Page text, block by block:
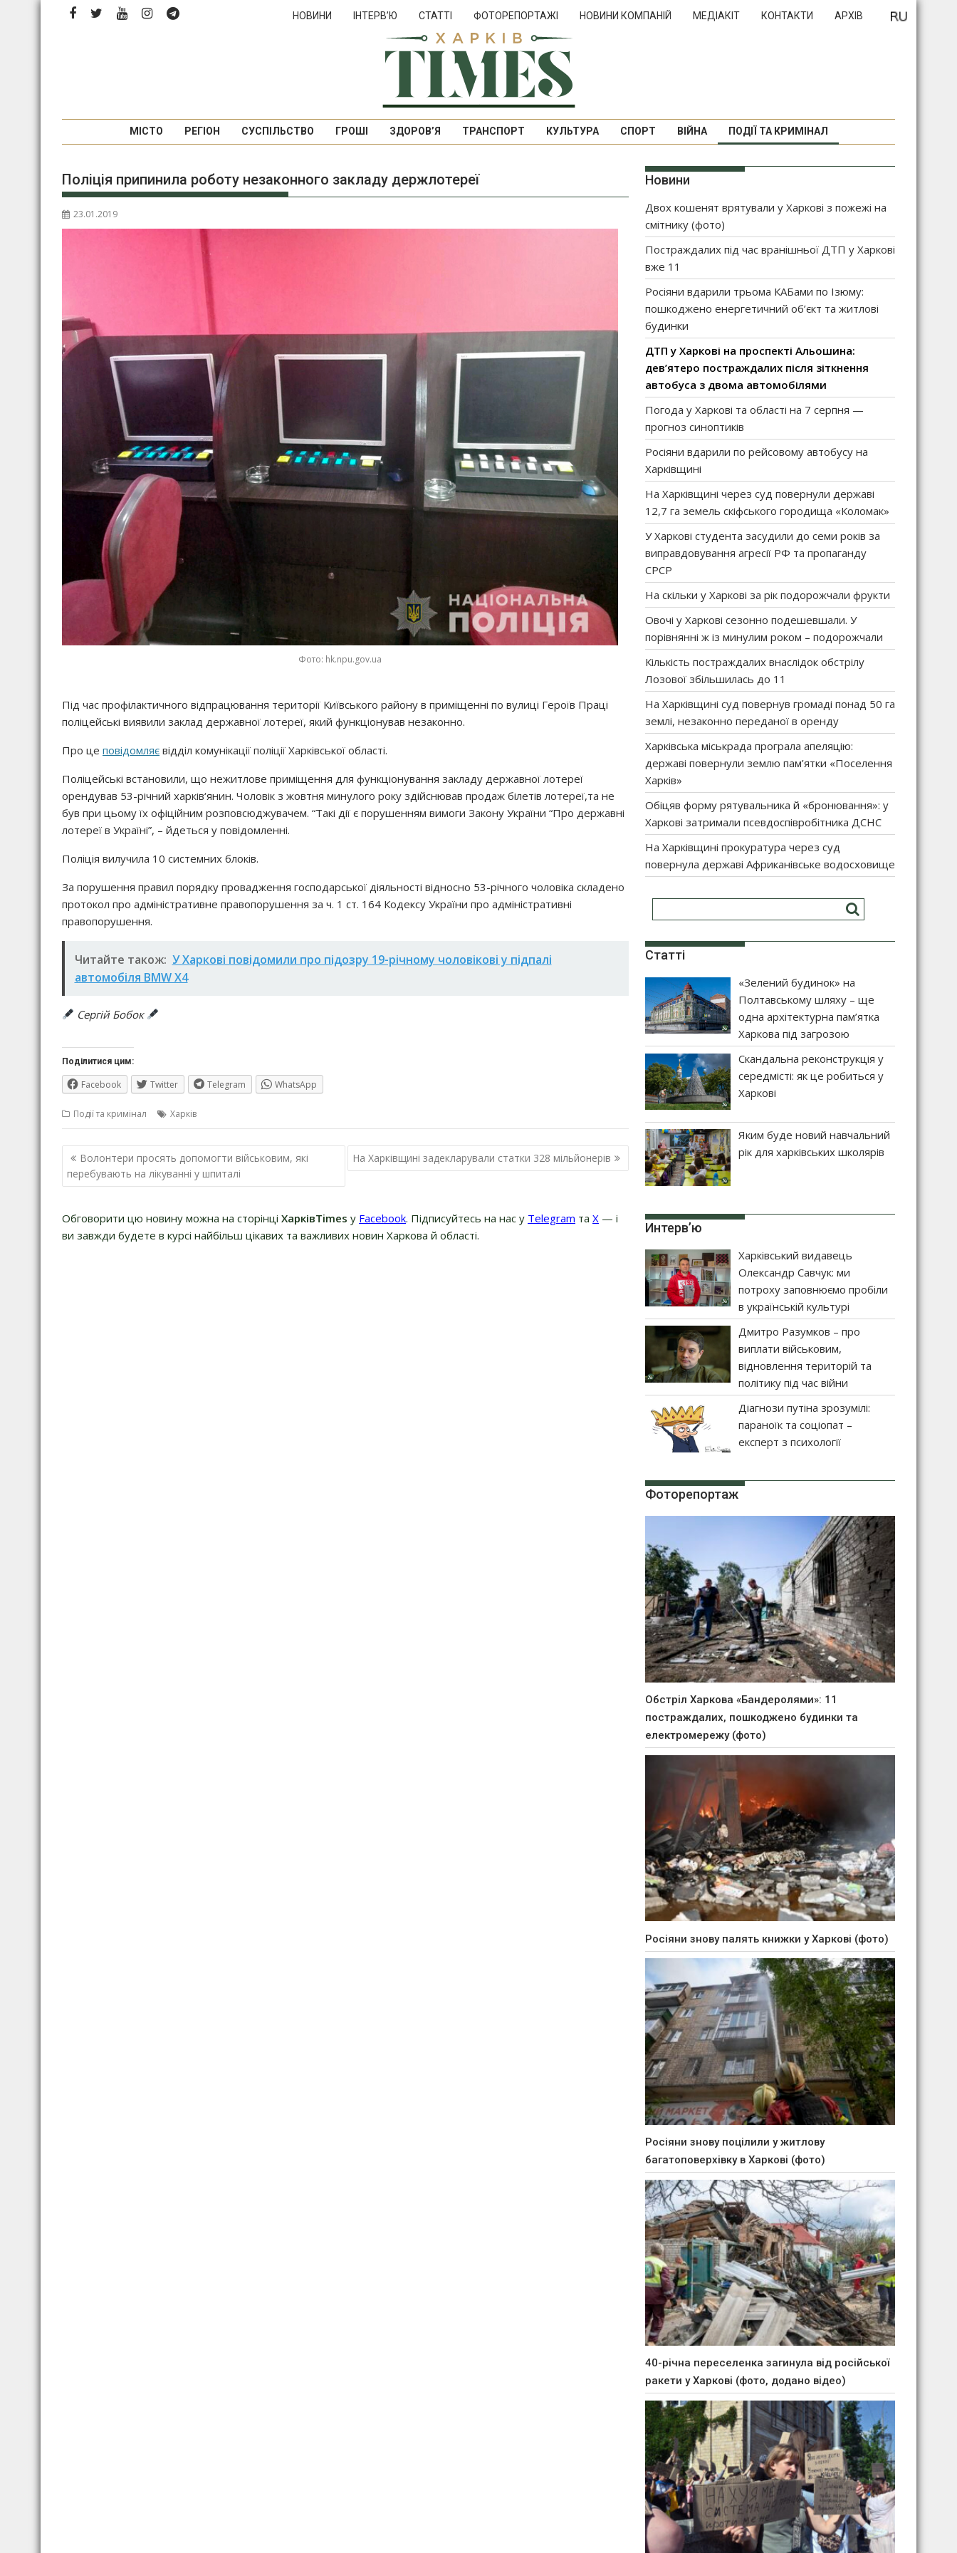
Перейти
НОВИНИ ІНТЕРВ’Ю СТАТТІ ФОТОРЕПОРТАЖІ НОВИНИ КОМПАНІЙ МЕДІАКІТ КОНТАКТИ АРХІВ
МІСТО РЕГІОН СУСПІЛЬСТВО ГРОШІ ЗДОРОВ’Я ТРАНСПОРТ КУЛЬТУРА СПОРТ ВІЙНА ПОДІЇ ТА КРИМІНАЛ
Поліція припинила роботу незаконного закладу держлотереї
23.01.2019
Фото: hk.npu.gov.ua
Під час профілактичного відпрацювання території Київського району в приміщенні по вулиці Героїв Праці
поліцейські виявили заклад державної лотереї, який функціонував незаконно.
Про це повідомляє відділ комунікації поліції Харківської області.
Поліцейські встановили, що нежитлове приміщення для функціонування закладу державної лотереї
орендував 53-річний харків‘янин. Чоловік з жовтня минулого року здійснював продаж білетів лотереї,та не
був при цьому їх офіційним розповсюджувачем. “Такі дії є порушенням вимоги Закону України “Про державні
лотереї в Україні”, – йдеться у повідомленні.
Поліція вилучила 10 системних блоків.
За порушення правил порядку провадження господарської діяльності відносно 53-річного чоловіка складено
протокол про адміністративне правопорушення за ч. 1 ст. 164 Кодексу України про адміністративні
правопорушення.
Читайте також: У Харкові повідомили про підозру 19-річному чоловікові у підпалі
автомобіля BMW X4
Сергій Бобок
Поділитися цим:
Facebook Twitter Telegram WhatsApp
Події та кримінал Харків
Навігація
записів
Волонтери просять допомогти військовим, які
перебувають на лікуванні у шпиталі
На Харківщині задекларували статки 328 мільйонерів
Обговорити цю новину можна на сторінці ХарківTimes у Facebook. Підписуйтесь на нас у Telegram та Х — і
ви завжди будете в курсі найбільш цікавих та важливих новин Харкова й області.
Новини
Двох кошенят врятували у Харкові з пожежі на
смітнику (фото)
Постраждалих під час вранішньої ДТП у Харкові
вже 11
Росіяни вдарили трьома КАБами по Ізюму:
пошкоджено енергетичний об’єкт та житлові
будинки
ДТП у Харкові на проспекті Альошина:
дев’ятеро постраждалих після зіткнення
автобуса з двома автомобілями
Погода у Харкові та області на 7 серпня —
прогноз синоптиків
Росіяни вдарили по рейсовому автобусу на
Харківщині
На Харківщині через суд повернули державі
12,7 га земель скіфського городища «Коломак»
У Харкові студента засудили до семи років за
виправдовування агресії РФ та пропаганду
СРСР
На скільки у Харкові за рік подорожчали фрукти
Овочі у Харкові сезонно подешевшали. У
порівнянні ж із минулим роком – подорожчали
Кількість постраждалих внаслідок обстрілу
Лозової збільшилась до 11
На Харківщині суд повернув громаді понад 50 га
землі, незаконно переданої в оренду
Харківська міськрада програла апеляцію:
державі повернули землю пам’ятки «Поселення
Харків»
Обіцяв форму рятувальника й «бронювання»: у
Харкові затримали псевдоспівробітника ДСНС
На Харківщині прокуратура через суд
повернула державі Африканівське водосховище
Статті
«Зелений будинок» на
Полтавському шляху – ще
одна архітектурна пам’ятка
Харкова під загрозою
Скандальна реконструкція у
середмісті: як це робиться у
Харкові
Яким буде новий навчальний
рік для харківських школярів
Интерв’ю
Харківський видавець
Олександр Савчук: ми
потроху заповнюємо пробіли
в українській культурі
Дмитро Разумков – про
виплати військовим,
відновлення територій та
політику під час війни
Діагнози путіна зрозумілі:
параноїк та соціопат –
експерт з психології
Фоторепортаж
Обстріл Харкова «Бандеролями»: 11
постраждалих, пошкоджено будинки та
електромережу (фото)
Росіяни знову палять книжки у Харкові (фото)
Росіяни знову поцілили у житлову
багатоповерхівку в Харкові (фото)
40-річна переселенка загинула від російської
ракети у Харкові (фото, додано відео)